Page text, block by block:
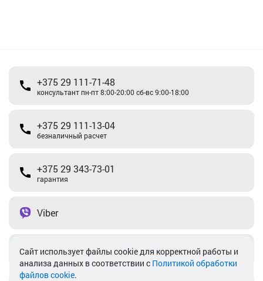
+375 29 111-71-48
консультант пн-пт 8:00-20:00 сб-вс 9:00-18:00
+375 29 111-13-04
безналичный расчет
+375 29 343-73-01
гарантия
Viber
Telegram
Cайт использует файлы cookie для корректной работы и
анализа данных в соответствии с Политикой обработки
файлов cookie.